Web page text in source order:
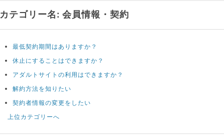
カテゴリー名: 会員情報・契約
最低契約期間はありますか？
休止にすることはできますか？
アダルトサイトの利用はできますか？
解約方法を知りたい
契約者情報の変更をしたい
上位カテゴリーへ